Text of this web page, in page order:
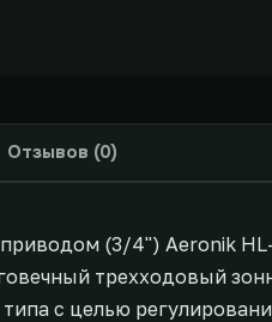
Отзывов (0)
(3/4'') Aeronik
трехходовый
с целью